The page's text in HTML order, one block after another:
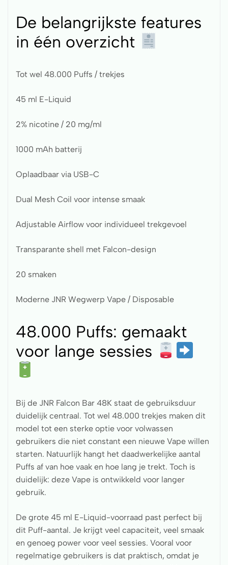
De belangrijkste features
in één overzicht
Tot wel 48.000 Puffs / trekjes
45 ml E-Liquid
2% nicotine / 20 mg/ml
1000 mAh batterij
Oplaadbaar via USB-C
Dual Mesh Coil voor intense smaak
Adjustable Airflow voor individueel trekgevoel
Transparante shell met Falcon-design
20 smaken
Moderne JNR Wegwerp Vape / Disposable
48.000 Puffs: gemaakt
voor lange sessies
Bij de JNR Falcon Bar 48K staat de gebruiksduur
duidelijk centraal. Tot wel 48.000 trekjes maken dit
model tot een sterke optie voor volwassen
gebruikers die niet constant een nieuwe Vape willen
starten. Natuurlijk hangt het daadwerkelijke aantal
Puffs af van hoe vaak en hoe lang je trekt. Toch is
duidelijk: deze Vape is ontwikkeld voor langer
gebruik.
De grote 45 ml E-Liquid-voorraad past perfect bij
dit Puff-aantal. Je krijgt veel capaciteit, veel smaak
en genoeg power voor veel sessies. Vooral voor
regelmatige gebruikers is dat praktisch, omdat je